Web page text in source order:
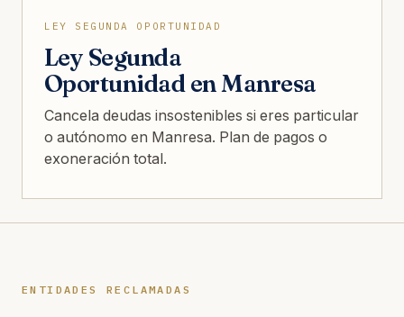
LEY SEGUNDA OPORTUNIDAD
Ley Segunda
Oportunidad en Manresa
Cancela deudas insostenibles si eres particular
o autónomo en Manresa. Plan de pagos o
exoneración total.
ENTIDADES RECLAMADAS